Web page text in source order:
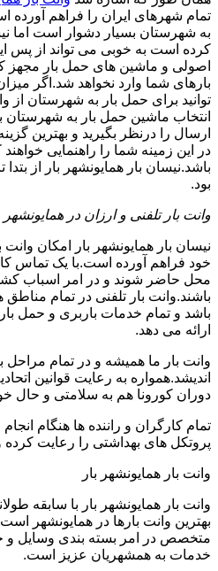
تمام شهرهای ایران را فراهم آورده
به شهرستان بسیار دشوار است اما
کرده است به خوبی می تواند از پس
اصولی و ماشین های حمل بار مجهز
بارهای شما وارد نخواهد شد.اگر
توانید برای حمل بار به شهرستان از
انتخاب ماشین حمل بار به
ارسال را درنظر بگیرید و بهترین
در این زمینه شما را راهنمایی
باشد.نیسان بار همایونشهر بار از بتدا
بود.
وانت بار تلفنی و ارزان در همایونشهر
نیسان بار همایونشهر بار امکان
خود فراهم آورده است.با یک تماس
محل حاضر شوند و در امر اسباب
باشند.وانت بار تلفنی در تمام
باشد و تمام خدمات باربری و حمل
ارائه می دهد.
وانت بار ما همیشه و در تمام
اندیشد.همواره به رعایت قوانین
دوران کورونا هم به سلامتی و
تمام کارگران و راننده ها هنگام
پروتکل های بهداشتی را رعایت کرده
وانت بار همایونشهر بار
وانت بار همایونشهر بار با سابقه
بهترین وانت بارها در همایونشهر
متخصص در امر بسته بندی وسایل و
خدمات به همشهریان عزیز است.